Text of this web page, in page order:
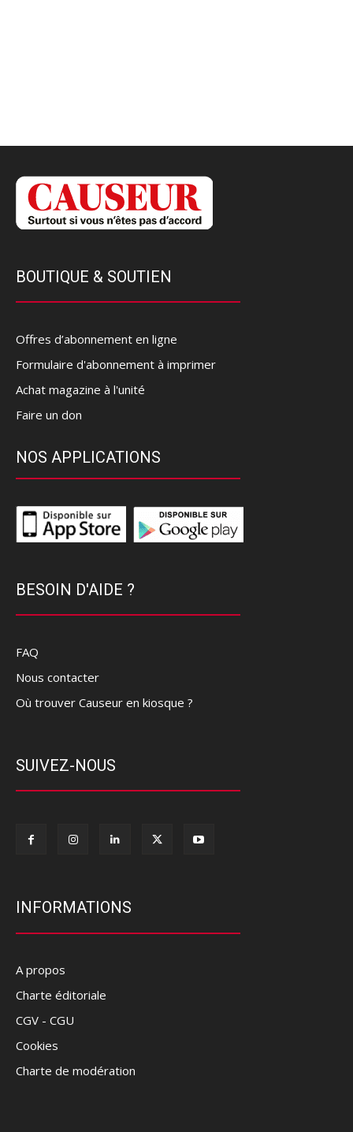
BOUTIQUE & SOUTIEN
Offres d’abonnement en ligne
Formulaire d'abonnement à imprimer
Achat magazine à l'unité
Faire un don
NOS APPLICATIONS
BESOIN D'AIDE ?
FAQ
Nous contacter
Où trouver Causeur en kiosque ?
SUIVEZ-NOUS
INFORMATIONS
A propos
Charte éditoriale
CGV - CGU
Cookies
Charte de modération